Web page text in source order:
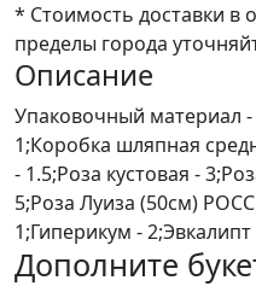
* Стоимость доставки в
пределы города
Описание
Упаковочный материал -
1;Коробка шляпная
- 1.5;Роза кустовая -
5;Роза Луиза (50см)
1;Гиперикум -
Дополните